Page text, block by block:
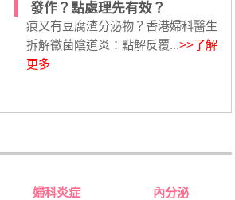
發作？點處理先有效？
痕又有豆腐渣分泌物？香港婦科醫生
拆解黴菌陰道炎：點解反覆...>>了解
更多
婦科炎症 內分泌